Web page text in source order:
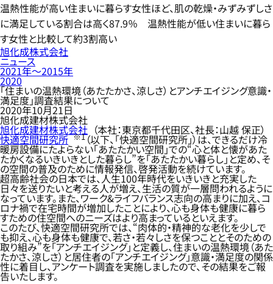
温熱性能が高い住まいに暮らす女性ほど、肌の乾燥・みずみずしさ
に満足している割合は高く87.9％ 温熱性能が低い住まいに暮ら
す女性と比較して約3割高い
旭化成株式会社
ニュース
2021年〜2015年
2020
「住まいの温熱環境（あたたかさ、涼しさ）とアンチエイジング意識・
満足度」調査結果について
2020年10月21日
旭化成建材株式会社
旭化成建材株式会社 （本社：東京都千代田区、社長：山越 保正）
快適空間研究所 ※1（以下、「快適空間研究所」）は、できるだけ冷
暖房設備にたよらない「あたたかい空間」での“心と体と懐があた
たかくなるいきいきとした暮らし”を「あたたかい暮らし」と定め、そ
の空間の普及のために情報発信、啓発活動を続けています。
超高齢社会の日本では、人生100年時代をいきいきと充実した
日々を送りたいと考える人が増え、生活の質が一層問われるように
なっています。また、ワーク&ライフバランス志向の高まりに加え、コ
ロナ禍で在宅時間が増加したことにより、心も身体も健康に暮ら
すための住空間へのニーズはより高まっているといえます。
このたび、快適空間研究所では、“肉体的・精神的な老化を少しで
も抑え、心も身体も健康で、若さ・若々しさを保つこととそのための
取り組み”を「アンチエイジング」と定義し、住まいの温熱環境（あた
たかさ、涼しさ）と居住者の「アンチエイジング」意識・満足度の関係
性に着目し、アンケート調査を実施しましたので、その結果をご報
告いたします。